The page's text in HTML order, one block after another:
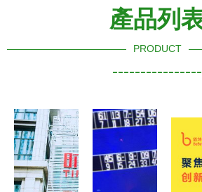
產品列
PRODUCT
----------------